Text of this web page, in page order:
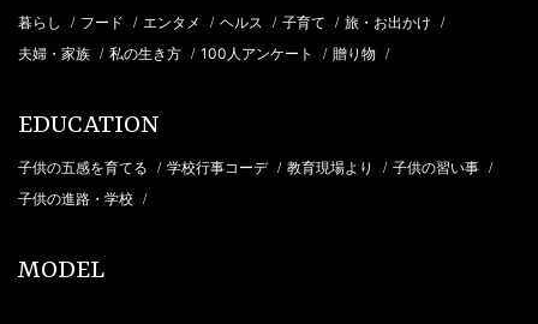
暮らし / フード / エンタメ / ヘルス / 子育て / 旅・お出かけ /
夫婦・家族 / 私の生き方 / 100人アンケート / 贈り物 /
EDUCATION
子供の五感を育てる / 学校行事コーデ / 教育現場より / 子供の習い事 /
子供の進路・学校 /
MODEL